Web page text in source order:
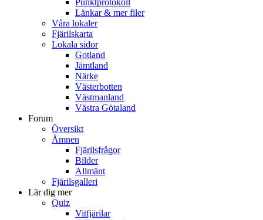
Länkar & mer filer
Våra lokaler
Fjärilskarta
Lokala sidor
Gotland
Jämtland
Närke
Västerbotten
Västmanland
Västra Götaland
Forum
Översikt
Ämnen
Fjärilsfrågor
Bilder
Allmänt
Fjärilsgalleri
Lär dig mer
Quiz
Vitfjärilar